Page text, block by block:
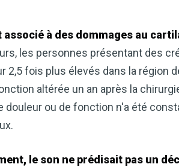
associé à des dommages au
les personnes présentant des
2,5 fois plus élevés dans la région
altérée un an après la
ou de fonction n'a été
le son ne prédisait pas un